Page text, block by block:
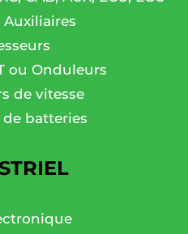
ou Onduleurs
de vitesse
batteries